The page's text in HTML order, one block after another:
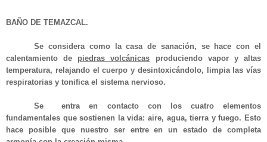
BAÑO DE TEMAZCAL.
Se considera como la casa de sanación, se hace con el
calentamiento de piedras volcánicas produciendo vapor y altas
temperatura, relajando el cuerpo y desintoxicándolo, limpia las vías
respiratorias y tonifica el sistema nervioso.
Se entra en contacto con los cuatro elementos
fundamentales que sostienen la vida: aire, agua, tierra y fuego. Esto
hace posible que nuestro ser entre en un estado de completa